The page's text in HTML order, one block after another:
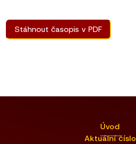
Stáhnout časopis v PDF
Úvod
Aktuální číslo